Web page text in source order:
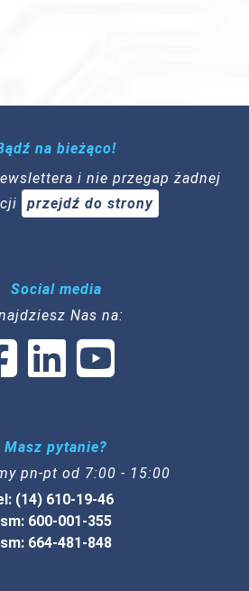
na bieżąco!
i nie przegap żadnej
przejdź do strony
Social media
Nas na:
Masz pytanie?
pn-pt od 7:00 - 15:00
(14) 610-19-46
600-001-355
664-481-848